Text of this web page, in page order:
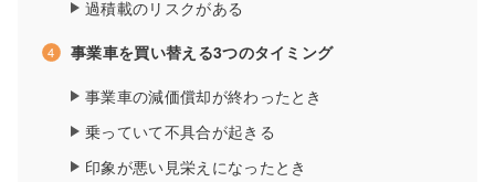
過積載のリスクがある
事業車を買い替える3つのタイミング
事業車の減価償却が終わったとき
乗っていて不具合が起きる
印象が悪い見栄えになったとき